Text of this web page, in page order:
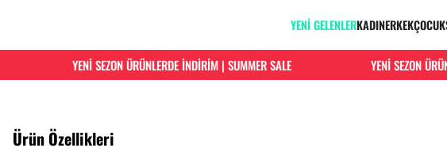
YENİ GELENLERKADINERKEKÇOCUK
YENİ SEZON ÜRÜNLERDE İNDİRİM | SUMMER SALE YENİ SEZON
Ürün Özellikleri